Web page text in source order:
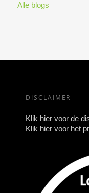
Alle blogs
DISCLAIMER
Klik hier voor de
Klik hier voor het